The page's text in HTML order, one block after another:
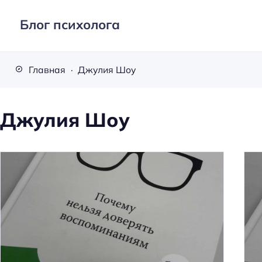
Блог психолога
Главная Джулия Шоу
Джулия Шоу